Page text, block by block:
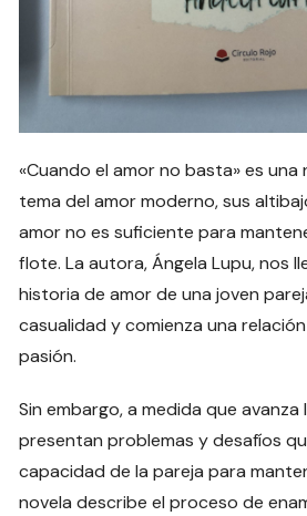
«Cuando el amor no basta» es
tema del amor moderno, sus
amor no es suficiente para
flote. La autora, Ángela Lupu, nos
historia de amor de una joven
casualidad y comienza una
pasión.
Sin embargo, a medida que avanza
presentan problemas y desafíos
capacidad de la pareja para
novela describe el proceso de